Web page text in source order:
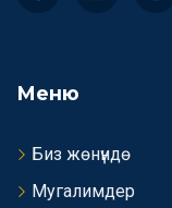
Меню
Биз жөнүндө
Мугалимдер